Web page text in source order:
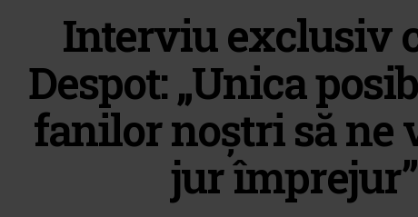
Interviu exclusiv
Despot: „Unica
fanilor noștri să ne
jur împrejur”